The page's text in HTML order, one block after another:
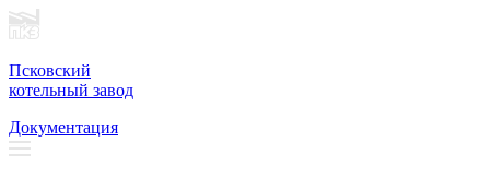
Псковский
котельный завод
Документация